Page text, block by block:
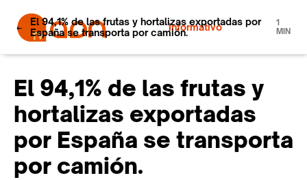
Informativo
El 94,1% de las frutas y hortalizas exportadas por
España se transporta por camión.
1
MIN
El 94,1% de las frutas y
hortalizas exportadas
por España se transporta
por camión.